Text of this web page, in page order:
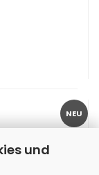
und
NEU